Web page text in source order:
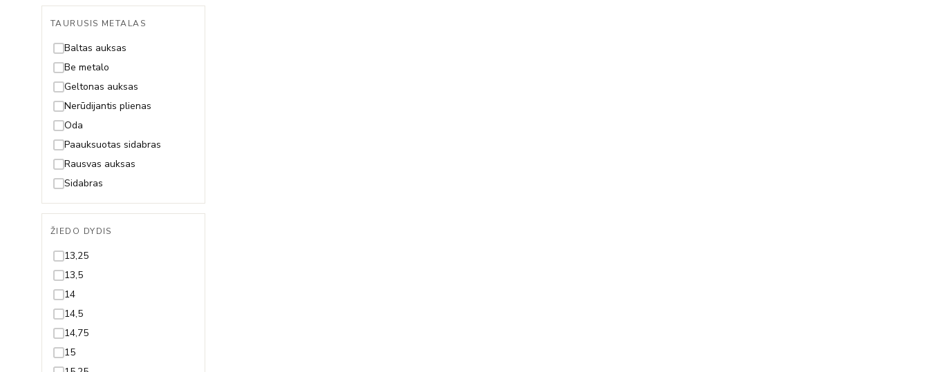
Dobilas
Drakonas
Drugelis
Fėja
Gėlytė
Gyvatė
Gyvybės medis
Inicialas/Raidė
Kačiukas
Karūna
Karys
Kelionės
Keltų mazgas
Kriauklytė
Kryželis
Lapelis
Laumžirgis
TAURUSIS METALAS
Baltas auksas
Be metalo
Geltonas auksas
Nerūdijantis plienas
Oda
Paauksuotas sidabras
Rausvas auksas
Sidabras
ŽIEDO DYDIS
13,25
13,5
14
14,5
14,75
15